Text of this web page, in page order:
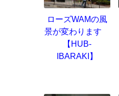
ローズWAMの風
景が変わります
【HUB-
IBARAKI】